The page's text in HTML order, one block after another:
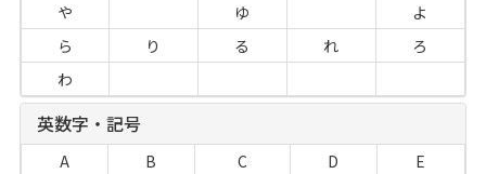
や
ゆ
よ
ら
り る れ
ろ
わ
英数字・記号
A B C D
E